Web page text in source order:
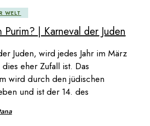
WELT
| Karneval der Juden
Juden, wird jedes Jahr im März
eher Zufall ist. Das
wird durch den jüdischen
und ist der 14. des